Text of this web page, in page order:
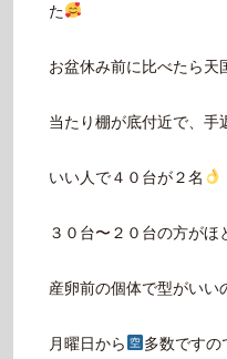
た
お盆休み前に比べたら天
当たり棚が底付近で、手
いい人で４０台が２名
３０台〜２０台の方がほ
産卵前の個体で型がいい
月曜日から 多数ですの